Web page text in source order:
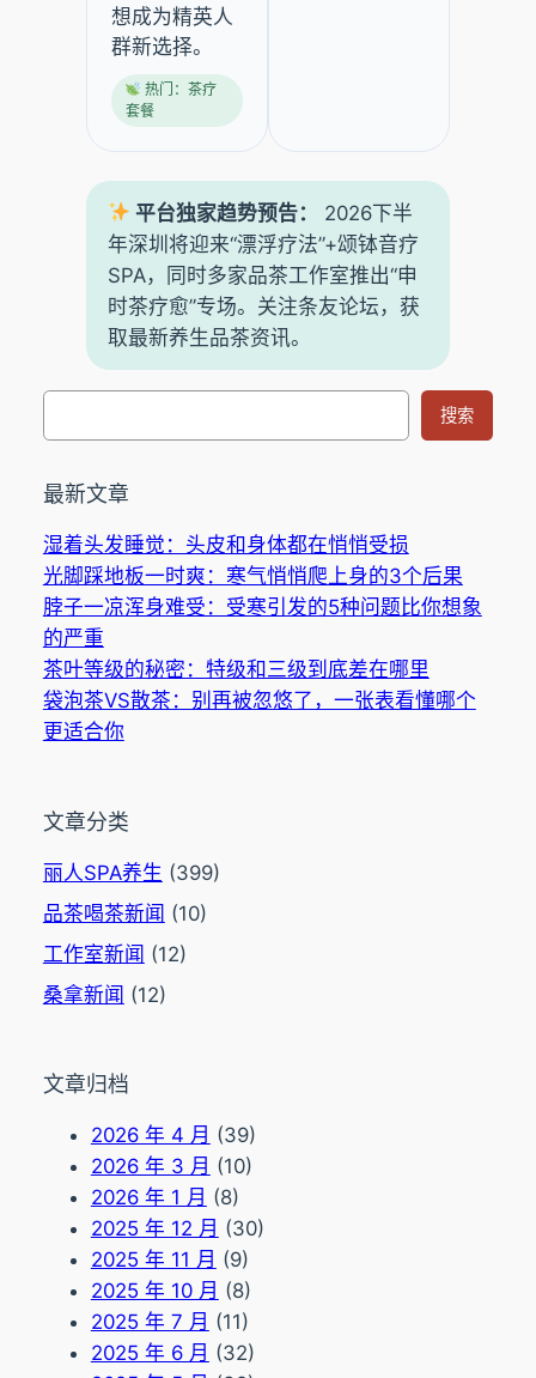
想成为精英人
群新选择。
热门：茶疗
套餐
平台独家趋势预告：
2026下半
年深圳将迎来“漂浮疗法”+颂钵音疗
SPA，同时多家品茶工作室推出“申
时茶疗愈”专场。关注条友论坛，获
取最新养生品茶资讯。
搜索
最新文章
湿着头发睡觉：头皮和身体都在悄悄受损
光脚踩地板一时爽：寒气悄悄爬上身的3个后果
脖子一凉浑身难受：受寒引发的5种问题比你想象
的严重
茶叶等级的秘密：特级和三级到底差在哪里
袋泡茶VS散茶：别再被忽悠了，一张表看懂哪个
更适合你
文章分类
丽人SPA养生 (399)
品茶喝茶新闻 (10)
工作室新闻 (12)
桑拿新闻 (12)
文章归档
2026 年 4 月 (39)
2026 年 3 月 (10)
2026 年 1 月 (8)
2025 年 12 月 (30)
2025 年 11 月 (9)
2025 年 10 月 (8)
2025 年 7 月 (11)
2025 年 6 月 (32)